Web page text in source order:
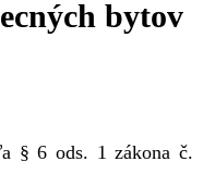
bytov
§ 6 ods. 1 zákona č.